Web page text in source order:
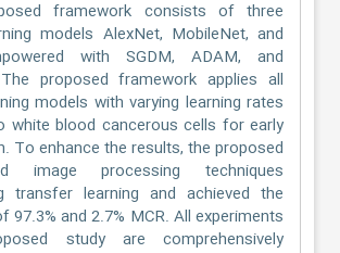
framework consists of three
models AlexNet, MobileNet, and
with SGDM, ADAM, and
The proposed framework applies all
models with varying learning rates
white blood cancerous cells for early
To enhance the results, the proposed
image processing techniques
transfer learning and achieved the
97.3% and 2.7% MCR. All experiments
study are comprehensively